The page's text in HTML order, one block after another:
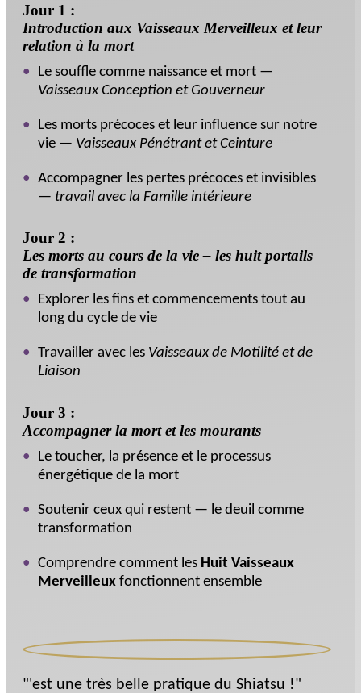
Jour 1 :
Introduction aux Vaisseaux Merveilleux et leur
relation à la mort
Le souffle comme naissance et mort —
Vaisseaux Conception et Gouverneur
Les morts précoces et leur influence sur notre
vie — Vaisseaux Pénétrant et Ceinture
Accompagner les pertes précoces et invisibles
— travail avec la Famille intérieure
Jour 2 :
Les morts au cours de la vie – les huit portails
de transformation
Explorer les fins et commencements tout au
long du cycle de vie
Travailler avec les Vaisseaux de Motilité et de
Liaison
Jour 3 :
Accompagner la mort et les mourants
Le toucher, la présence et le processus
énergétique de la mort
Soutenir ceux qui restent — le deuil comme
transformation
Comprendre comment les Huit Vaisseaux
Merveilleuxfonctionnent ensemble
"'est une très belle pratique du Shiatsu !"